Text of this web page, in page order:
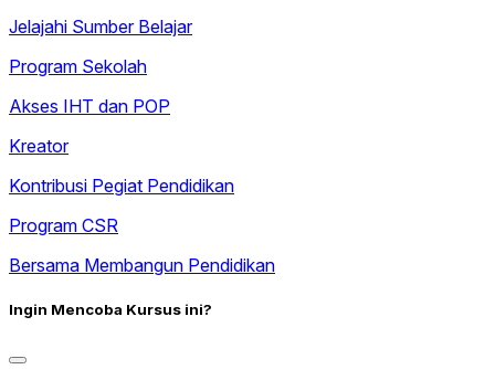
Jelajahi Sumber Belajar
Program Sekolah
Akses IHT dan POP
Kreator
Kontribusi Pegiat Pendidikan
Program CSR
Bersama Membangun Pendidikan
Ingin Mencoba Kursus ini?